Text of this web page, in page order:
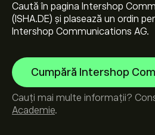
Caută în pagina Intershop
(ISHA.DE) și plasează un ordin
Intershop Communications AG.
Cumpără Intershop
Cauți mai multe informații?
Academie.